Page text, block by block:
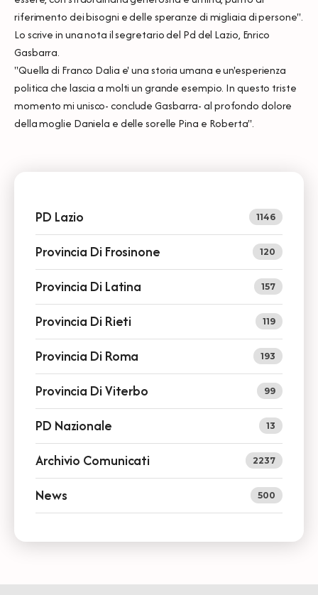
riferimento dei bisogni e delle speranze di migliaia di persone".
Lo scrive in una nota il segretario del Pd del Lazio, Enrico
Gasbarra.
"Quella di Franco Dalia e' una storia umana e un'esperienza
politica che lascia a molti un grande esempio. In questo triste
momento mi unisco- conclude Gasbarra- al profondo dolore
della moglie Daniela e delle sorelle Pina e Roberta".
PD Lazio 1146
Provincia Di Frosinone 120
Provincia Di Latina 157
Provincia Di Rieti 119
Provincia Di Roma 193
Provincia Di Viterbo 99
PD Nazionale 13
Archivio Comunicati 2237
News 500